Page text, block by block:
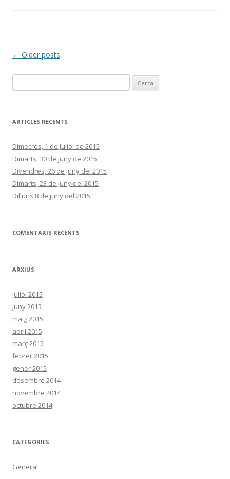
Post
← Older posts
e
c
:
ARTICLES RECENTS
Dimecres, 1 de juliol de 2015
Dimarts, 30 de juny de 2015
Divendres, 26 de juny del 2015
Dimarts, 23 de juny del 2015
Dilluns 8 de juny del 2015
COMENTARIS RECENTS
ARXIUS
juliol 2015
juny 2015
maig 2015
abril 2015
març 2015
febrer 2015
gener 2015
desembre 2014
novembre 2014
octubre 2014
CATEGORIES
General